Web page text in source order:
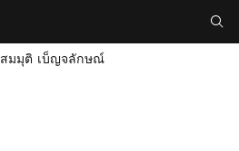
สมมุติ เบ็ญจลักษณ์